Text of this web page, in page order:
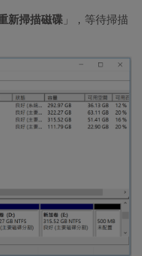
新掃描磁碟 」，等待掃描